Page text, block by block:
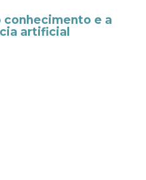
conhecimento e a
artificial